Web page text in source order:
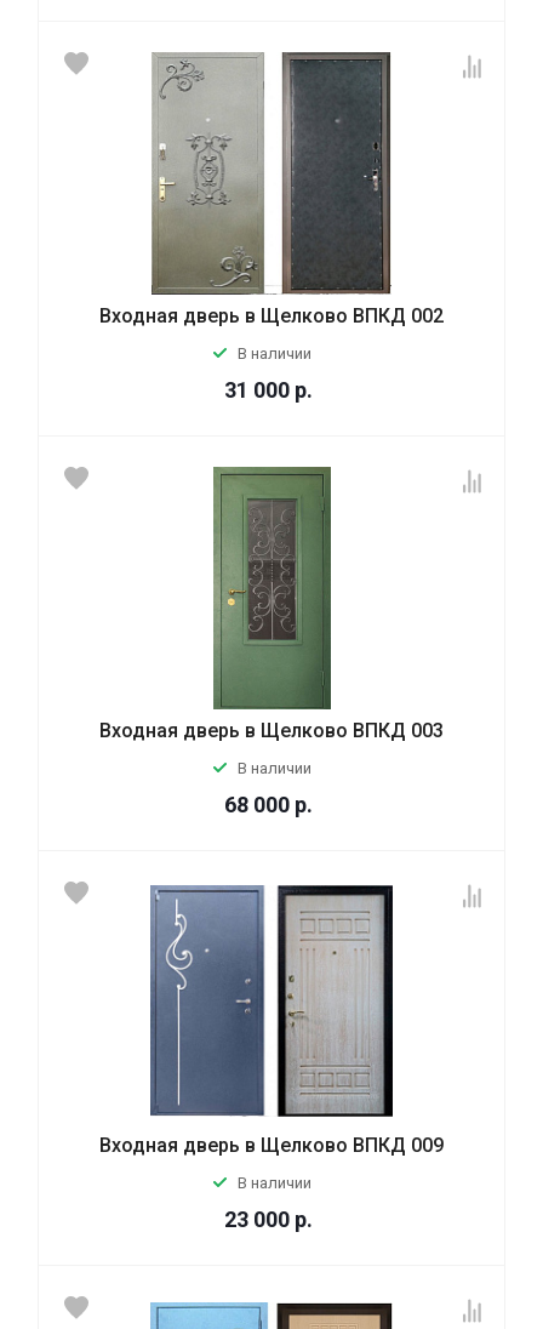
Входная дверь в Щелково ВПКД 002
В наличии
31 000 р.
Входная дверь в Щелково ВПКД 003
В наличии
68 000 р.
Входная дверь в Щелково ВПКД 009
В наличии
23 000 р.